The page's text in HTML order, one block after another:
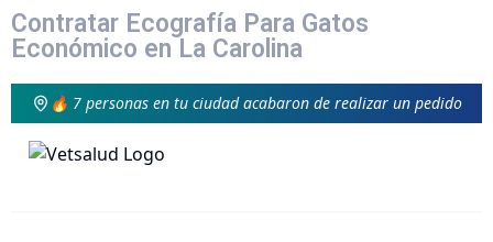
Contratar Ecografía Para Gatos
Económico en La Carolina